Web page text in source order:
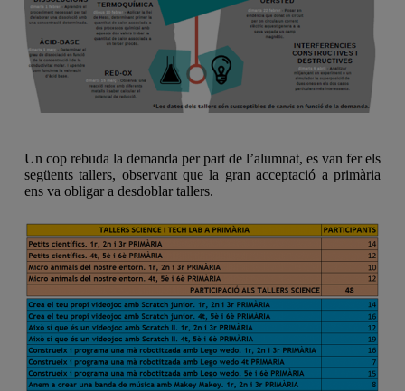
Un cop rebuda la demanda per part de l’alumnat, es van fer els
següents tallers, observant que la gran acceptació a primària
ens va obligar a desdoblar tallers.